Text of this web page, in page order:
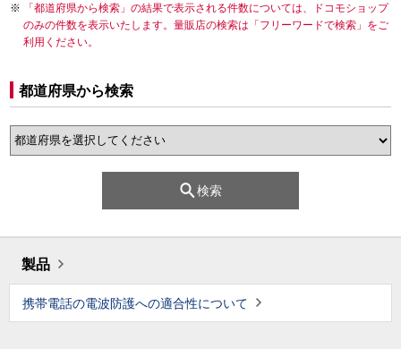
「都道府県から検索」の結果で表示される件数については、ドコモショップ
のみの件数を表示いたします。量販店の検索は「フリーワードで検索」をご
利用ください。
都道府県から検索
検索
製品
携帯電話の電波防護への適合性について